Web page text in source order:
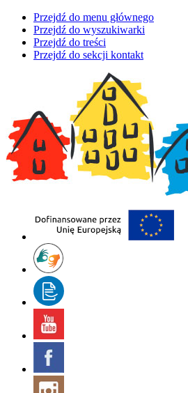
Przejdź do menu głównego
Przejdź do wyszukiwarki
Przejdź do treści
Przejdź do sekcji kontakt